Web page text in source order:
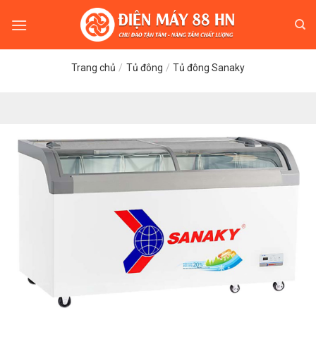
Trang chủ / Tủ đông / Tủ đông Sanaky